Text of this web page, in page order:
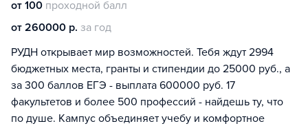
от 100 проходной балл
от 260000 р. за год
РУДН открывает мир возможностей. Тебя ждут 2994
бюджетных места, гранты и стипендии до 25000 руб., а
за 300 баллов ЕГЭ - выплата 600000 руб. 17
факультетов и более 500 профессий - найдешь ту, что
по душе. Кампус объединяет учебу и комфортное